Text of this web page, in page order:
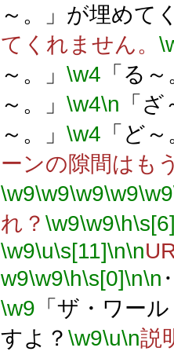
～。」が埋めて
てくれません。
～。」 \w4 「る
～。」 \w4\n 「
～。」 \w4 「ど
ーンの隙間はも
\w9\w9\w9\w9\w9
れ？ \w9\w9\h
\w9\u\s[11]\n\n
w9\w9\h\s[0]\n\n
\w9 「ザ・ワー
すよ？ \w9\u\n説